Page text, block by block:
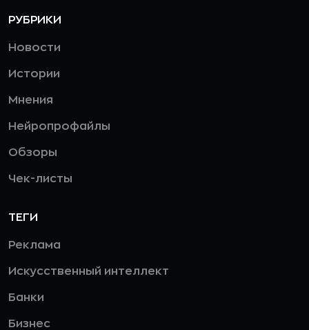
РУБРИКИ
Новости
Истории
Мнения
Нейропрофайлы
Обзоры
Чек-листы
ТЕГИ
Реклама
Искусственный интеллект
Банки
Бизнес